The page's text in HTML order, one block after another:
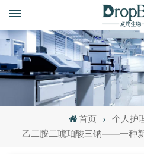
+86 15951008670
首页
个人护
乙二胺二琥珀酸三钠——一种